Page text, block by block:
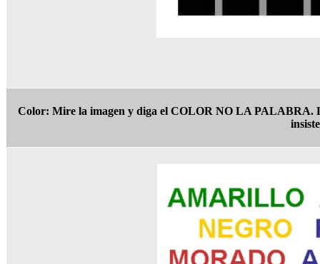
Color: Mire la imagen y diga el COLOR NO LA PALABRA.